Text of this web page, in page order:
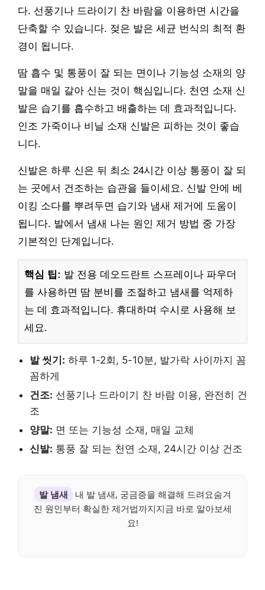
다. 선풍기나 드라이기 찬 바람을 이용하면 시간을
단축할 수 있습니다. 젖은 발은 세균 번식의 최적 환
경이 됩니다.
땀 흡수 및 통풍이 잘 되는 면이나 기능성 소재의 양
말을 매일 갈아 신는 것이 핵심입니다. 천연 소재 신
발은 습기를 흡수하고 배출하는 데 효과적입니다.
인조 가죽이나 비닐 소재 신발은 피하는 것이 좋습
니다.
신발은 하루 신은 뒤 최소 24시간 이상 통풍이 잘 되
는 곳에서 건조하는 습관을 들이세요. 신발 안에 베
이킹 소다를 뿌려두면 습기와 냄새 제거에 도움이
됩니다. 발에서 냄새 나는 원인 제거 방법 중 가장
기본적인 단계입니다.
핵심 팁: 발 전용 데오드란트 스프레이나 파우더
를 사용하면 땀 분비를 조절하고 냄새를 억제하
는 데 효과적입니다. 휴대하며 수시로 사용해 보
세요.
발 씻기: 하루 1-2회, 5-10분, 발가락 사이까지 꼼
꼼하게
건조: 선풍기나 드라이기 찬 바람 이용, 완전히 건
조
양말: 면 또는 기능성 소재, 매일 교체
신발: 통풍 잘 되는 천연 소재, 24시간 이상 건조
발 냄새
내 발 냄새, 궁금증을 해결해 드려요숨겨
진 원인부터 확실한 제거법까지지금 바로 알아보세
요!